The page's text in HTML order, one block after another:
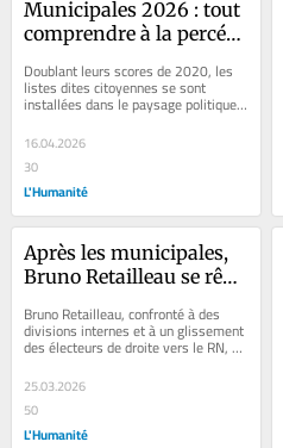
Municipales 2026 : tout
comprendre à la percée
Doublant leurs scores de 2020, les
listes dites citoyennes se sont
installées dans le paysage politique à
l’occasion des dernières élections...
16.04.2026
30
L'Humanité
Après les municipales,
Bruno Retailleau se rêve
» pour la présidentielle
2027
Bruno Retailleau, confronté à des
divisions internes et à un glissement
des électeurs de droite vers le RN, se
pour...
25.03.2026
50
L'Humanité